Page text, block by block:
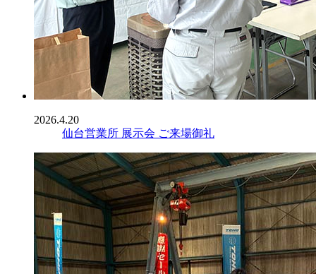
2026.4.20
仙台営業所 展示会 ご来場御礼